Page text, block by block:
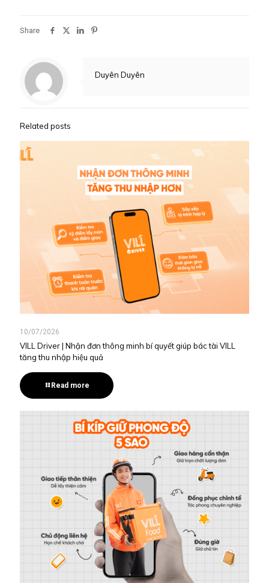
Share
Duyên Duyên
Related posts
10/07/2026
VILL Driver | Nhận đơn thông minh bí quyết giúp bác tài VILL
tăng thu nhập hiệu quả
Read more